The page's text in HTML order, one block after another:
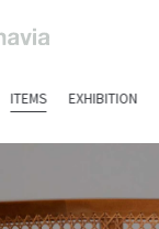
ITEMS EXHIBITION